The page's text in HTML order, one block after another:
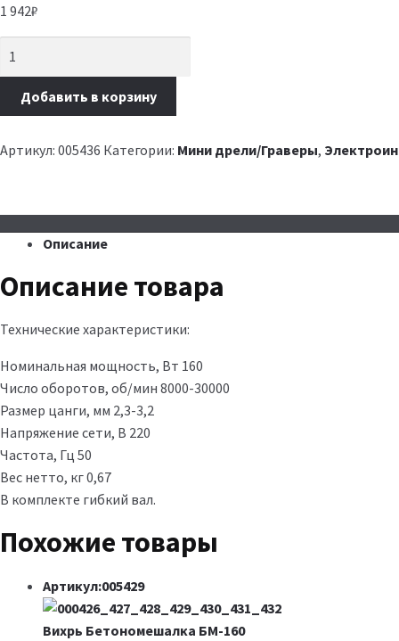
1 942₽
Добавить в корзину
Артикул: 005436 Категории: Мини дрели/Граверы,
Описание
Описание товара
Технические характеристики:
Номинальная мощность, Вт 160
Число оборотов, об/мин 8000-30000
Размер цанги, мм 2,3-3,2
Напряжение сети, В 220
Частота, Гц 50
Вес нетто, кг 0,67
В комплекте гибкий вал.
Похожие товары
Артикул:005429
Вихрь Бетономешалка БМ-160